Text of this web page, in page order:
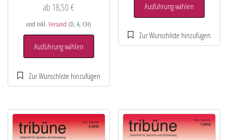
ab 18,50€
und inkl.Versand (D, A, CH)
Ausführung wählen
Ausführung wählen